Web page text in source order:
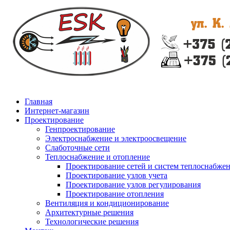
Главная
Интернет-магазин
Проектирование
Генпроектирование
Электроснабжение и электроосвещение
Слаботочные сети
Теплоснабжение и отопление
Проектирование сетей и систем
Проектирование узлов учета
Проектирование узлов регулирования
Проектирование отопления
Вентиляция и кондиционирование
Архитектурные решения
Технологические решения